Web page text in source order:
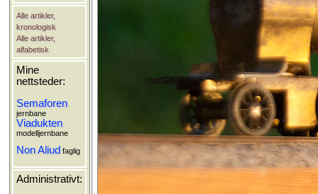
Alle artikler,
kronologisk
Alle artikler,
alfabetisk
Mine
nettsteder:
Semaforen
jernbane
Viadukten
modelljernbane
Non Aliud faglig
Administrativt: